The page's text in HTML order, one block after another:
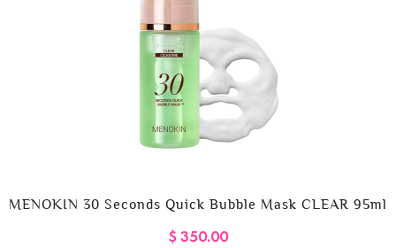
MENOKIN 30 Seconds Quick Bubble Mask CLEAR 95ml
$ 350.00